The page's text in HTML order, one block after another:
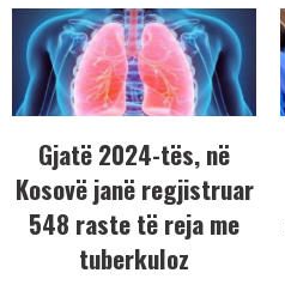
Gjatë 2024-tës, në
Kosovë janë regjistruar
548 raste të reja me
tuberkuloz